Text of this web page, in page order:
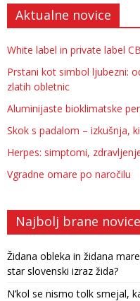
Aktualne novice
White label in private label
Prstani kot simbol ljubezni:
zlatih obletnic
Aluminijaste bioklimatske
Skok s padalom – izkušnja,
Herpes: simptomi,
Vgradne omare po naročilu
Najbolj brane novice
Židana obleka in židana
star slovenski izraz žida?
N’kol se nismo tolk smejal,